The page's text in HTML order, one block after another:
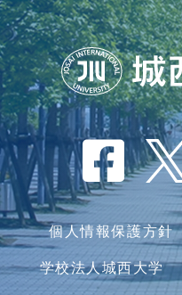
個人情報保護方針
学校法人城西大学